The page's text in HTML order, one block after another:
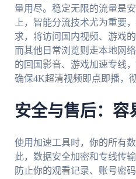
量用尽。稳定无限的流量是
上，智能分流技术尤为重要
求，将访问国内视频、游戏
而其他日常浏览则走本地网
的回国影音、游戏加速专线
确保4K超清视频即点即播，
安全与售后：容
使用加速工具时，你的所有
此，数据安全加密和专线传
防止你的观看记录、账号密